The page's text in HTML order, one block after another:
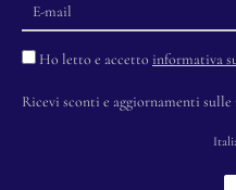
E-mail
Ho letto e accetto informativa
Ricevi sconti e aggiornamenti sulle